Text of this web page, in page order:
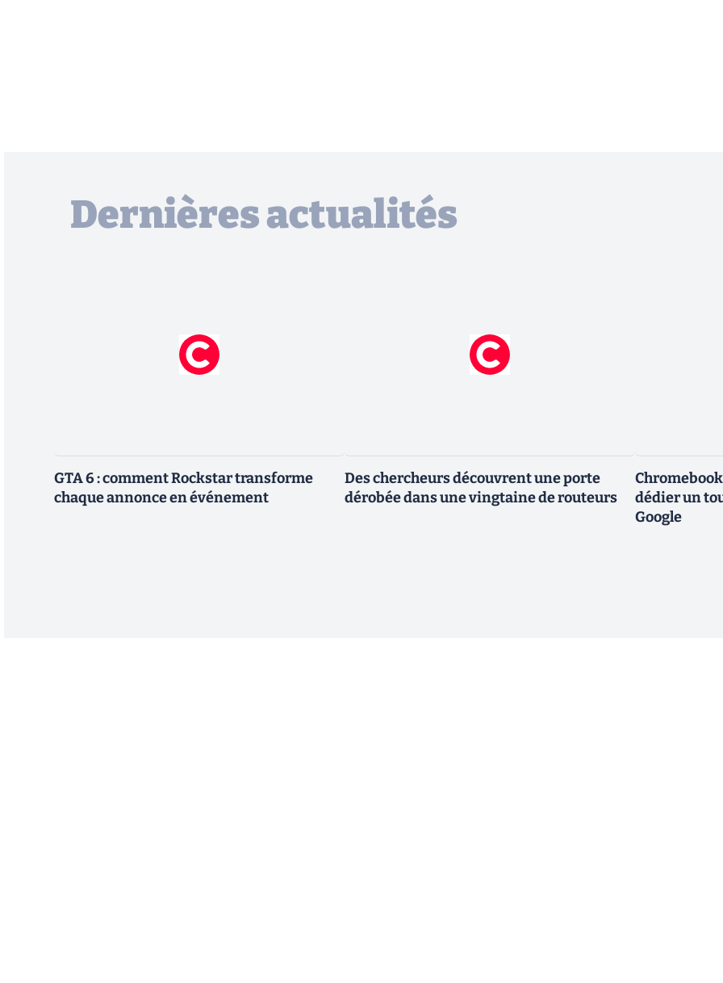
Dernières actualités
GTA 6 : comment Rockstar transforme
chaque annonce en événement
Des chercheurs découvrent une porte
dérobée dans une vingtaine de routeurs
dédier un
Google